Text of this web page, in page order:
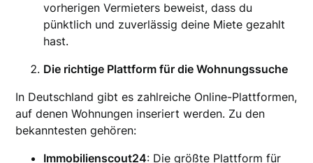
vorherigen Vermieters beweist, dass du
pünktlich und zuverlässig deine Miete gezahlt
hast.
Die richtige Plattform für die Wohnungssuche
In Deutschland gibt es zahlreiche Online-Plattformen,
auf denen Wohnungen inseriert werden. Zu den
bekanntesten gehören:
Immobilienscout24: Die größte Plattform für